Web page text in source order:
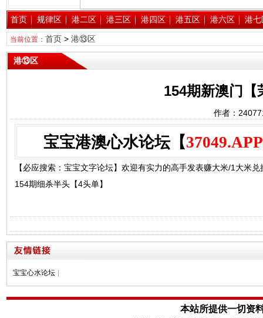
首页 规律区 港二区 港三区 港四区 港五区 港六区 港七
当前位置： 首页> 港⑬区
港⑬区
154期新澳门
作者：
宝宝港澳心水论坛【37049.APP
【必应搜索：宝宝文字论坛】欢迎有实力的高手发表赚大米/1大米
154期细杀半头【4头单】
宝宝心水论坛
本站所提供一切资